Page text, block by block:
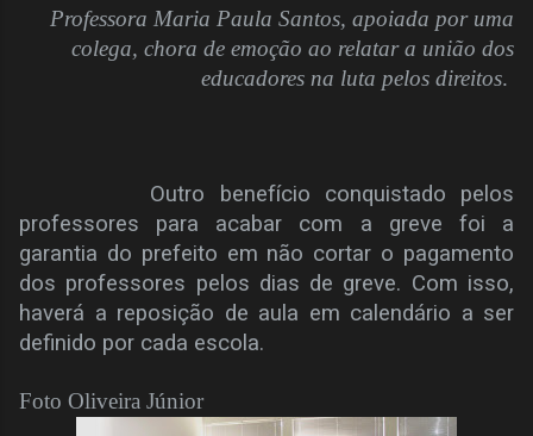
Professora Maria Paula Santos, apoiada por uma
colega, chora de emoção ao relatar a união dos
educadores na luta pelos direitos.
Outro benefício conquistado pelos
professores para acabar com a greve foi a
garantia do prefeito em não cortar o pagamento
dos professores pelos dias de greve. Com isso,
haverá a reposição de aula em calendário a ser
definido por cada escola.
Foto Oliveira Júnior